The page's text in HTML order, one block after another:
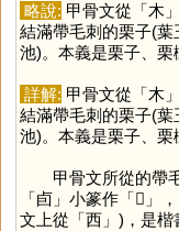
略說: 甲骨文從「木
結滿帶毛刺的栗子(
池)。本義是栗子、栗
詳解: 甲骨文從「木
結滿帶毛刺的栗子(
池)。本義是栗子、栗
甲骨文所從的帶毛
「卣」小篆作「𠧪 」
文上從「西」)，是楷